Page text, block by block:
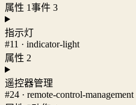
属性 1事件 3
指示灯
#11 · indicator-light
属性 2
遥控器管理
#24 · remote-control-management